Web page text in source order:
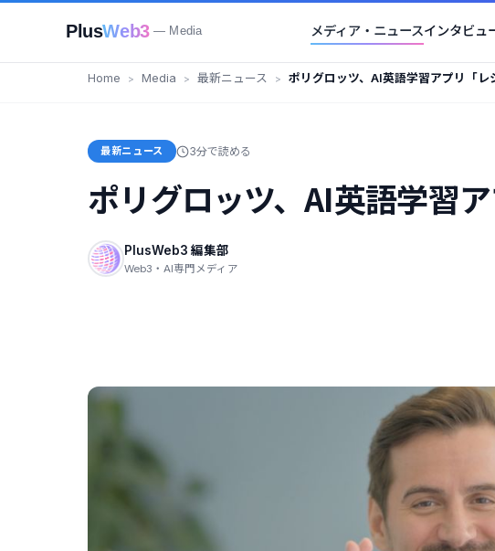
PlusWeb3 — Media メディア・ニュースインタビュ
Home Media 最新ニュース
ポリグロッツ、AI英語学習アプリ「レ
最新ニュース 3分で読める
ポリグロッツ、AI英語学習
PlusWeb3 編集部
Web3・AI専門メディア